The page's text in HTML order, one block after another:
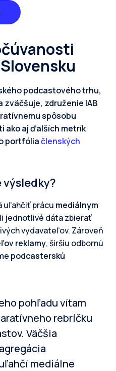
podcastového trhu,
zväčšuje, združenie IAB
spôsobu
ako aj ďalších metrík
portfóliačlenských
výsledky?
uľahčiť prácu mediálnym
jednotlivé dáta zbierať
vydavateľov. Zároveň
reklamy, širšiu odbornú
podcasterskú
pohľadu vítam
rebríčku
Väčšia
mediálne